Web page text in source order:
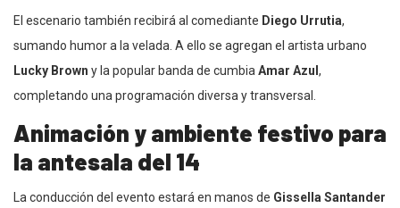
El escenario también recibirá al comediante Diego Urrutia,
sumando humor a la velada. A ello se agregan el artista urbano
Lucky Brown y la popular banda de cumbia Amar Azul ,
completando una programación diversa y transversal.
Animación y ambiente festivo para
la antesala del 14
La conducción del evento estará en manos de Gissella Santander